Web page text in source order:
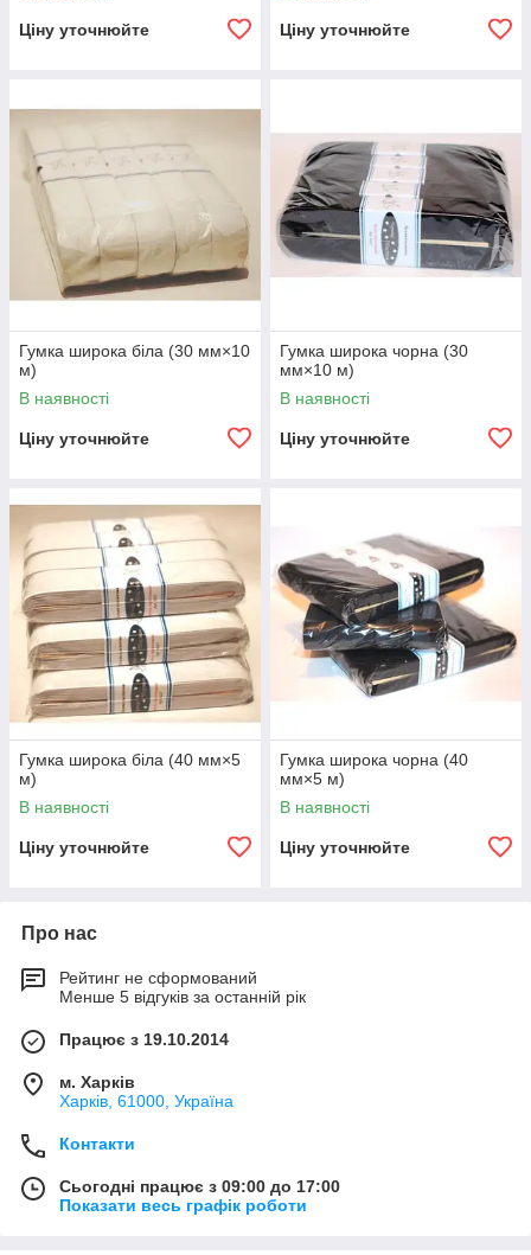
Ціну уточнюйте Ціну уточнюйте
Гумка широка біла (30 мм×10
м)
В наявності
Ціну уточнюйте
Гумка широка чорна (30
мм×10 м)
В наявності
Ціну уточнюйте
Гумка широка біла (40 мм×5
м)
В наявності
Ціну уточнюйте
Гумка широка чорна (40
мм×5 м)
В наявності
Ціну уточнюйте
Про нас
Рейтинг не сформований
Менше 5 відгуків за останній рік
Працює з 19.10.2014
м. Харків
Харків, 61000, Україна
Контакти
Сьогодні працює з 09:00 до 17:00
Показати весь графік роботи